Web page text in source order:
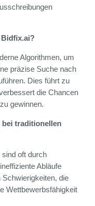
Algorithmen, um
präzise Suche nach
Dies führt zu
die Chancen
gewinnen.
bei traditionellen
oft durch
Abläufe
die
Wettbewerbsfähigkeit